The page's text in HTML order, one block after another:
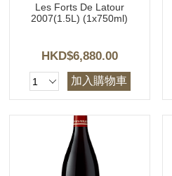
Les Forts De Latour
2007(1.5L) (1x750ml)
HKD$6,880.00
加入購物車